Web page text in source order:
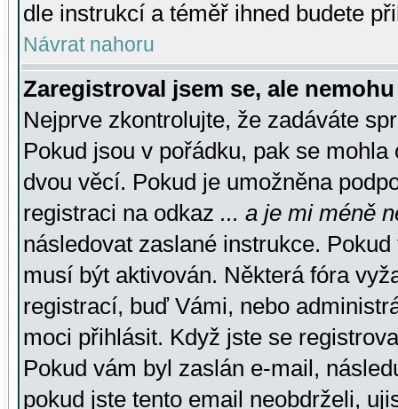
dle instrukcí a téměř ihned budete
Návrat nahoru
Zaregistroval jsem se, ale
Nejprve zkontrolujte, že zadáváte
Pokud jsou v pořádku, pak se
dvou věcí. Pokud je umožněna
registraci na odkaz ... a je mi méně
následovat zaslané instrukce.
musí být aktivován. Některá fóra
registrací, buď Vámi, nebo
moci přihlásit. Když jste se
Pokud vám byl zaslán e-mail,
pokud jste tento email neobdrželi,